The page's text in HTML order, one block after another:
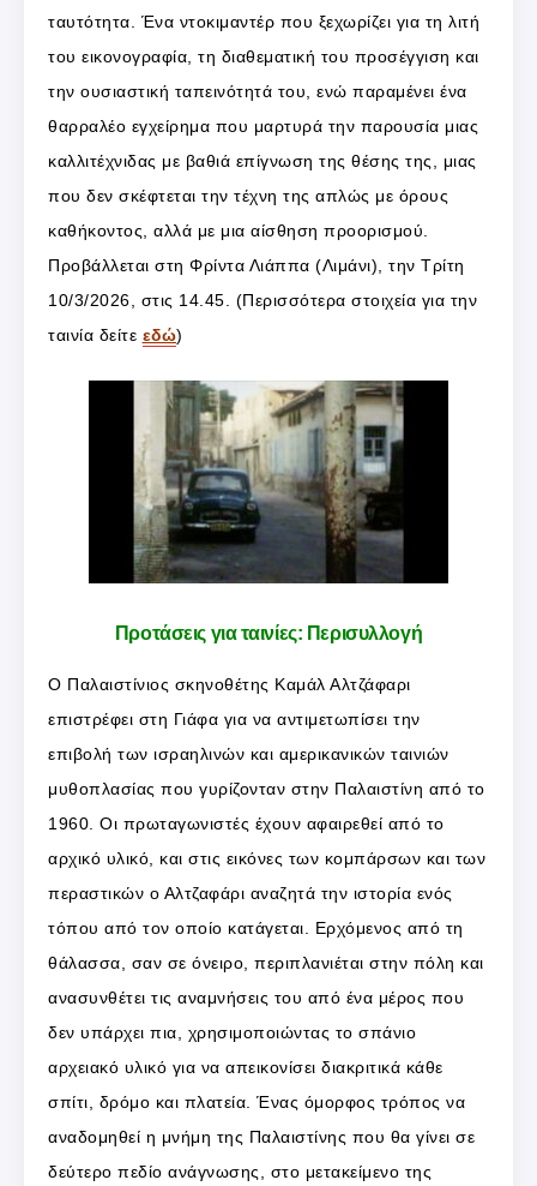
ταυτότητα. Ένα ντοκιμαντέρ που ξεχωρίζει για τη λιτή
του εικονογραφία, τη διαθεματική του προσέγγιση και
την ουσιαστική ταπεινότητά του, ενώ παραμένει ένα
θαρραλέο εγχείρημα που μαρτυρά την παρουσία μιας
καλλιτέχνιδας με βαθιά επίγνωση της θέσης της, μιας
που δεν σκέφτεται την τέχνη της απλώς με όρους
καθήκοντος, αλλά με μια αίσθηση προορισμού.
Προβάλλεται στη Φρίντα Λιάππα (Λιμάνι), την Τρίτη
10/3/2026, στις 14.45. (Περισσότερα στοιχεία για την
ταινία δείτε εδώ)
Προτάσεις για ταινίες: Περισυλλογή
Ο Παλαιστίνιος σκηνοθέτης Καμάλ Αλτζάφαρι
επιστρέφει στη Γιάφα για να αντιμετωπίσει την
επιβολή των ισραηλινών και αμερικανικών ταινιών
μυθοπλασίας που γυρίζονταν στην Παλαιστίνη από το
1960. Οι πρωταγωνιστές έχουν αφαιρεθεί από το
αρχικό υλικό, και στις εικόνες των κομπάρσων και των
περαστικών ο Αλτζαφάρι αναζητά την ιστορία ενός
τόπου από τον οποίο κατάγεται. Ερχόμενος από τη
θάλασσα, σαν σε όνειρο, περιπλανιέται στην πόλη και
ανασυνθέτει τις αναμνήσεις του από ένα μέρος που
δεν υπάρχει πια, χρησιμοποιώντας το σπάνιο
αρχειακό υλικό για να απεικονίσει διακριτικά κάθε
σπίτι, δρόμο και πλατεία. Ένας όμορφος τρόπος να
αναδομηθεί η μνήμη της Παλαιστίνης που θα γίνει σε
δεύτερο πεδίο ανάγνωσης, στο μετακείμενο της